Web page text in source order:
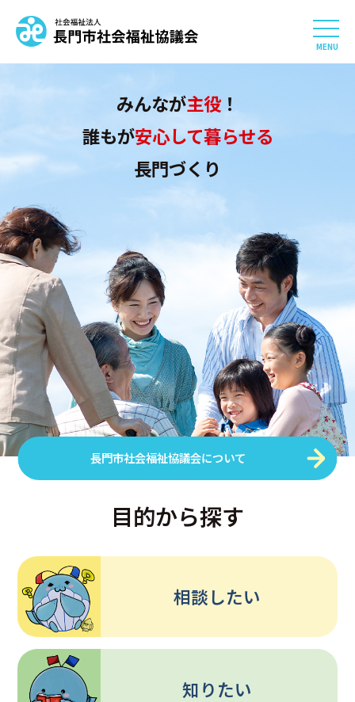
社会福祉法人 長門市社
長門市社会福祉協議会について
相談したい
参加したい・貢献したい
利用したい
採用情報
アクセス
お問合せ
みんなが主役 ！
誰もが安心して暮らせる
長門づくり
長門市社会福祉協議会について
目的から探す
相談したい
知りたい